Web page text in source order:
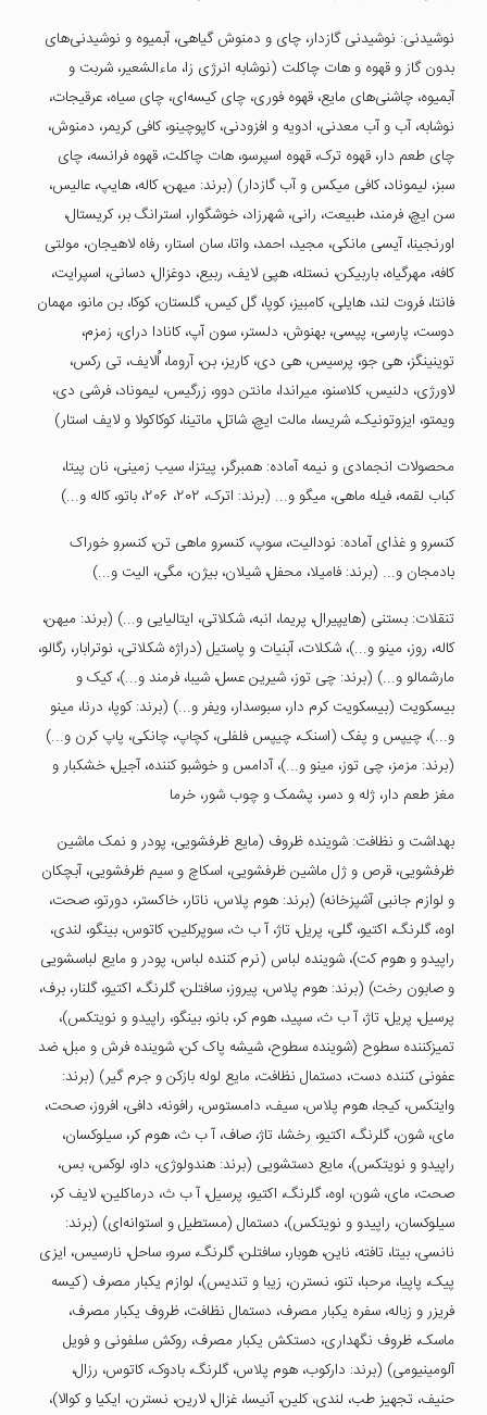
نوشیدنی: نوشیدنی گازدار، چای و دمنوش گیاهی، آبمیوه و نوشیدنی‌های
بدون گاز و قهوه و هات چاکلت (نوشابه انرژی زا، ماءالشعیر، شربت و
آبمیوه، چاشنی‌های مایع، قهوه فوری، چای کیسه‌ای، چای سیاه، عرقیجات،
نوشابه، آب و آب معدنی، ادویه و افزودنی، کاپوچینو، کافی کریمر، دمنوش،
چای طعم‌ دار، قهوه ترک، قهوه اسپرسو، هات چاکلت، قهوه فرانسه، چای
سبز، لیموناد، کافی میکس و آب گازدار) (برند: میهن، کاله، هایپ، عالیس،
سن ایچ، فرمند، طبیعت، رانی، شهرزاد، خوشگوار، استرانگ بر، کریستال،
اورنجینا، آیسی مانکی، مجید، احمد، واتا، سان استار، رفاه لاهیجان، مولتی
کافه، مهرگیاه، باربیکن، نستله، هپی لایف، ربیع، دوغزال، دسانی، اسپرایت،
فانتا، فروت لند، هایلی، کامبیز، کوپا، گل کیس، گلستان، کوکا، بن مانو، مهمان
دوست، پارسی، پپسی، بهنوش، دلستر، سون آپ، کانادا درای، زمزم،
توینینگز، هی جو، پرسیس، هی دی، کاریز، بن، آروما، اُلایف، تی رکس،
لاورژی، دلنیس، کلاسنو، میراندا، مانتن دوو، زرگیس، لیموناد، فرشی دی،
ویمتو، ایزوتونیک، شریسا، مالت ایچ، شاتل، ماتینا، کوکاکولا و لایف استار)
محصولات انجمادی و نیمه آماده: همبرگر، پیتزا، سیب زمینی، نان پیتا،
کباب لقمه، فیله ماهی، میگو و... (برند: اترک، 202، 206، باتو، کاله و...)
کنسرو و غذای آماده: نودالیت، سوپ، کنسرو ماهی تن، کنسرو خوراک
بادمجان و... (برند: فامیلا، محفل، شیلان، بیژن، مگی، الیت و...)
تنقلات: بستنی (هایپیرال، پریما، انبه، شکلاتی، ایتالیایی و...) (برند: میهن،
کاله، روز، مینو و...)، شکلات، آبنیات و پاستیل (دراژه شکلاتی، نوترابار، رگالو،
مارشمالو و...) (برند: چی توز، شیرین عسل، شیبا، فرمند و...)، کیک و
بیسکویت (بیسکویت کرم دار، سبوسدار، ویفر و...) (برند: کوپا، درنا، مینو
و...)، چیپس و پفک (اسنک، چیپس فلفلی، کچاپ، چانکی، پاپ کرن و...)
(برند: مزمز، چی توز، مینو و...)، آدامس و خوشبو کننده، آجیل، خشکبار و
مغز طعم دار، ژله و دسر، پشمک و چوب شور، خرما
بهداشت و نظافت: شوینده ظروف (مایع ظرفشویی، پودر و نمک ماشین
ظرفشویی، قرص و ژل ماشین ظرفشویی، اسکاچ و سیم ظرفشویی، آبچکان
و لوازم جانبی آشپزخانه) (برند: هوم پلاس، ناتار، خاکستر، دورتو، صحت،
اوه، گلرنگ، اکتیو، گلی، پریل، تاژ، آ ب ث، سوپرکلین، کاتوس، بینگو، لندی،
راپیدو و هوم کت)، شوینده لباس (نرم کننده لباس، پودر و مایع لباسشویی
و صابون رخت) (برند: هوم پلاس، پیروز، سافتلن، گلرنگ، اکتیو، گلنار، برف،
پرسیل، پریل، تاژ، آ ب ث، سپید، هوم کر، بانو، بینگو، راپیدو و نویتکس)،
تمیزکننده سطوح (شوینده سطوح، شیشه پاک کن، شوینده فرش و مبل، ضد
عفونی کننده دست، دستمال نظافت، مایع لوله بازکن و جرم گیر) (برند:
وایتکس، کیجا، هوم پلاس، سیف، دامستوس، رافونه، دافی، افروز، صحت،
مای، شون، گلرنگ، اکتیو، رخشا، تاژ، صاف، آ ب ث، هوم کر، سیلوکسان،
راپیدو و نویتکس)، مایع دستشویی (برند: هندولوژی، داو، لوکس، بس،
صحت، مای، شون، اوه، گلرنگ، اکتیو، پرسیل، آ ب ث، درماکلین، لایف کر،
سیلوکسان، راپیدو و نویتکس)، دستمال (مستطیل و استوانه‌ای) (برند:
نانسی، بیتا، تافته، ناین، هوبار، سافتلن، گلرنگ، سرو، ساحل، نارسیس، ایزی
پیک، پاپیا، مرحبا، تنو، نسترن، زیبا و تندیس)، لوازم یکبار مصرف (کیسه
فریزر و زباله، سفره یکبار مصرف، دستمال نظافت، ظروف یکبار مصرف،
ماسک، ظروف نگهداری، دستکش یکبار مصرف، روکش سلفونی و فویل
آلومینیومی) (برند: دارکوب، هوم پلاس، گلرنگ، بادوک، کاتوس، رزال،
حنیف، تجهیز طب، لندی، کلین، آنیسا، غزال، لارین، نسترن، ایکیا و کوالا)،